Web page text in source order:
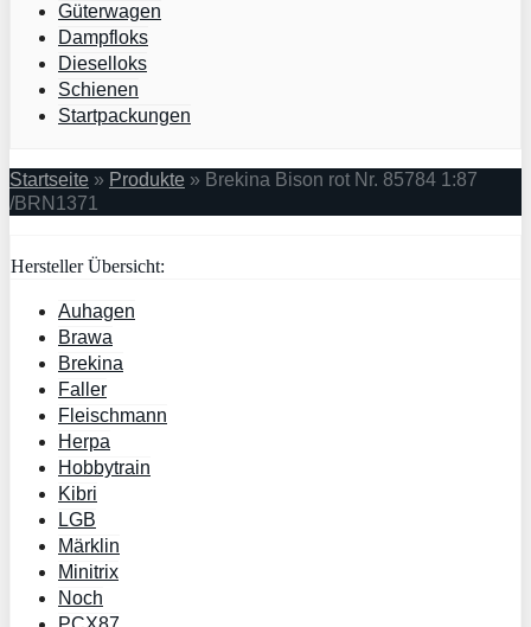
Güterwagen
Dampfloks
Dieselloks
Schienen
Startpackungen
Startseite » Produkte » Brekina Bison rot Nr. 85784 1:87
/BRN1371
Hersteller Übersicht:
Auhagen
Brawa
Brekina
Faller
Fleischmann
Herpa
Hobbytrain
Kibri
LGB
Märklin
Minitrix
Noch